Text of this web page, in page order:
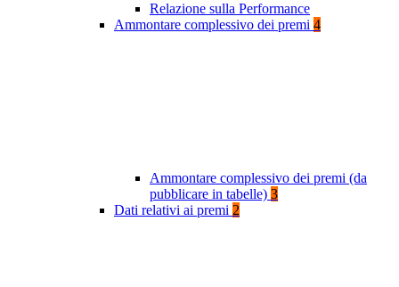
Relazione sulla Performance
Ammontare complessivo dei premi 4
Ammontare complessivo dei premi (da
pubblicare in tabelle) 3
Dati relativi ai premi 2